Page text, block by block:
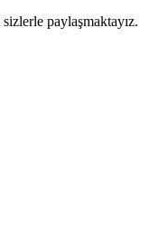
paylaşmaktayız.